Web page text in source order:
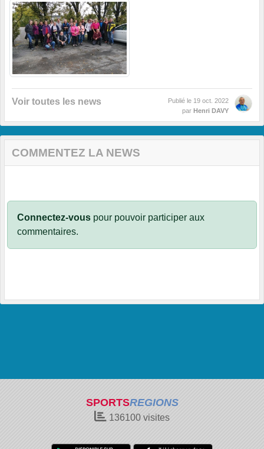
Voir toutes les news Publié le 19 oct. 2022
par Henri DAVY
COMMENTEZ LA NEWS
Connectez-vous pour pouvoir participer aux
commentaires.
SPORTSREGIONS
136100 visites